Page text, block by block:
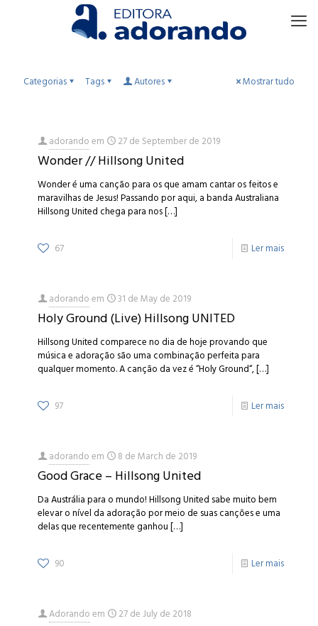
Categorias Tags Autores Mostrar tudo
adorandoem 27 de September de 2019
Wonder // Hillsong United
Wonder é uma canção para os que amam cantar os feitos e
maravilhas de Jesus! Passando por aqui, a banda Australiana
Hillsong United chega para nos[…]
67 Ler mais
adorandoem 31 de May de 2019
Holy Ground (Live) Hillsong UNITED
Hillsong United comparece no dia de hoje provando que
música e adoração são uma combinação perfeita para
qualquer momento. A canção da vez é “Holy Ground“,[…]
97 Ler mais
adorandoem 8 de March de 2019
Good Grace – Hillsong United
Da Austrália para o mundo! Hillsong United sabe muito bem
elevar o nível da adoração por meio de suas canções e uma
delas que recentemente ganhou[…]
90 Ler mais
Adorandoem 27 de July de 2018